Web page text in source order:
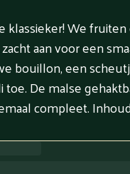
klassieker! We
aan voor een
bouillon, een
De malse
compleet.